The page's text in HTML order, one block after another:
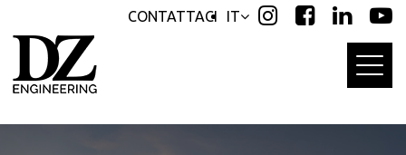
links
to
primary
navigation
IT
CONTATTACI